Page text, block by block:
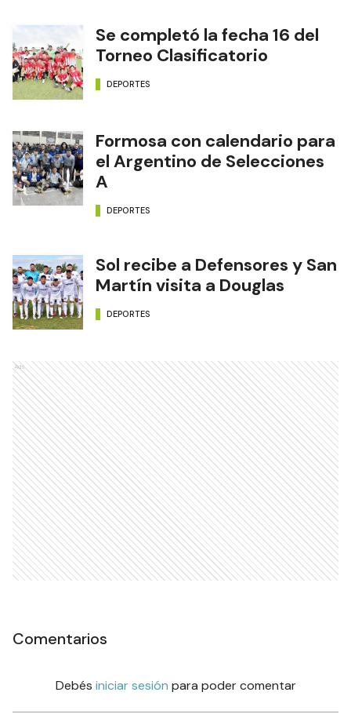
Se completó la fecha 16 del
Torneo Clasificatorio
DEPORTES
Formosa con calendario para
el Argentino de Selecciones
A
DEPORTES
Sol recibe a Defensores y San
Martín visita a Douglas
DEPORTES
Ads
Comentarios
Debés iniciar sesión para poder comentar